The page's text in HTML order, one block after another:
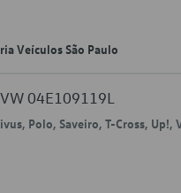
Veículos São Paulo
04E109119L
Polo, Saveiro, T-Cross, Up!,